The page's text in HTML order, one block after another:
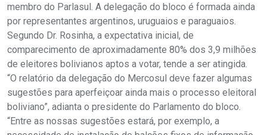
membro do Parlasul. A delegação do bloco é formada ainda
por representantes argentinos, uruguaios e paraguaios.
Segundo Dr. Rosinha, a expectativa inicial, de
comparecimento de aproximadamente 80% dos 3,9 milhões
de eleitores bolivianos aptos a votar, tende a ser atingida.
“O relatório da delegação do Mercosul deve fazer algumas
sugestões para aperfeiçoar ainda mais o processo eleitoral
boliviano”, adianta o presidente do Parlamento do bloco.
“Entre as nossas sugestões estará, por exemplo, a